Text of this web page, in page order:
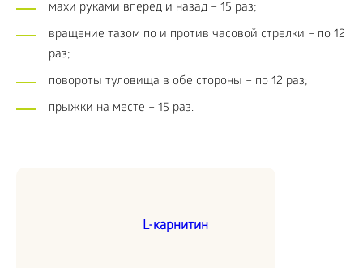
махи руками вперед и назад – 15 раз;
вращение тазом по и против часовой стрелки – по 12
раз;
повороты туловища в обе стороны – по 12 раз;
прыжки на месте – 15 раз.
L-карнитин